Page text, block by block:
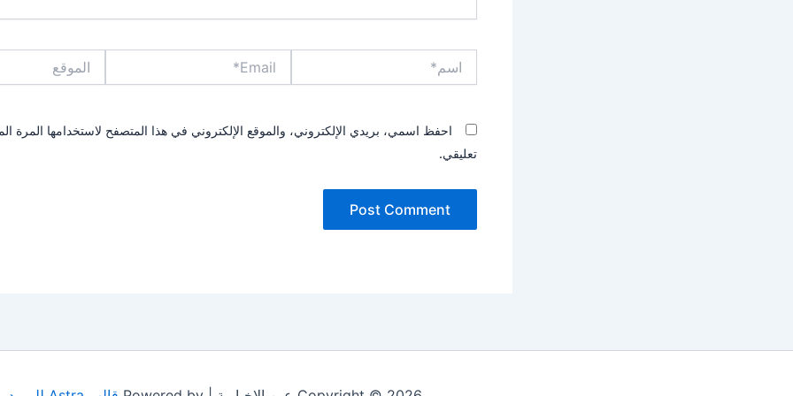
احفظ اسمي، بريدي الإلكتروني، والموقع الإلكتروني في هذا المتصفح لاستخدامها المرة
تعليقي.